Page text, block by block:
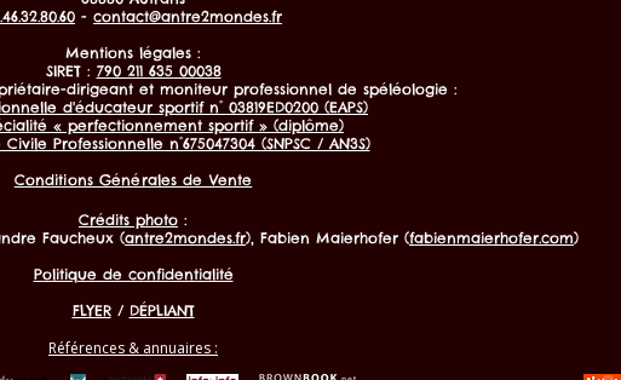
- contact@antre2mondes.fr
Mentions légales :
SIRET : 790 211 635 00038
dirigeant et moniteur professionnel de spéléologie :
d'éducateur sportif n° 03819ED0200 (EAPS)
« perfectionnement sportif » (diplôme)
Professionnelle n°675047304 (SNPSC / AN3S)
Conditions Générales de Vente
Crédits photo :
Faucheux (antre2mondes.fr), Fabien Maierhofer (fabienmaierhofer.com)
Politique de confidentialité
FLYER / DÉPLIANT
Références & annuaires :